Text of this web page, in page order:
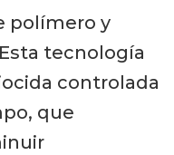
polímero y
tecnología
controlada
que